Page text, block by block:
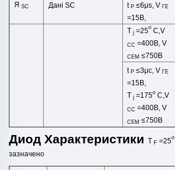
Я SC Дані SC tP≤6μs,VГЕ
=15В,
Tj=25o C,V
CC=400В,V
CEM≤750В
tP≤3μс,VГЕ
=15В,
Tj=175o C,V
CC=400В,V
CEM≤750В
Диод Характеристики T F =25o
зазначено